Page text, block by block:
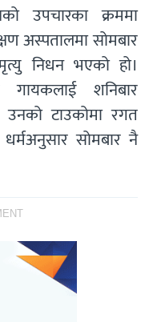
उपचारका क्रममा
अस्पतालमा सोमबार
निधन भएको हो।
शनिबार
उनको टाउकोमा रगत
सोमबार नै